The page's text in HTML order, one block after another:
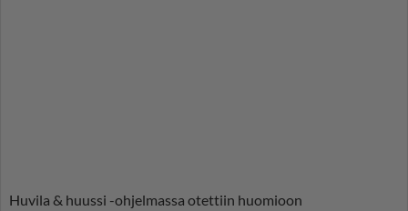
Huvila & huussi -ohjelmassa otettiin huomioon